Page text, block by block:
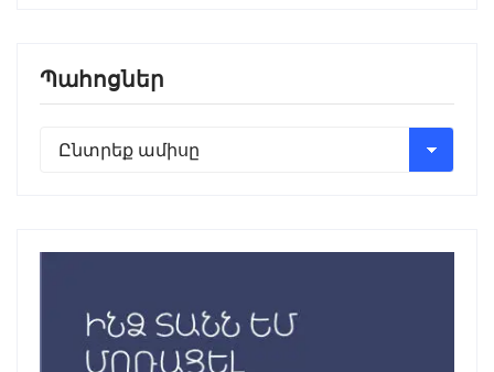
Պահոցներ